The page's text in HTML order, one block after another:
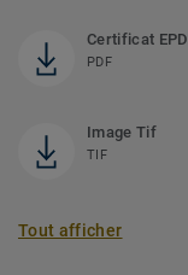
Certificat EPD
PDF
Image Tif
TIF
Tout afficher